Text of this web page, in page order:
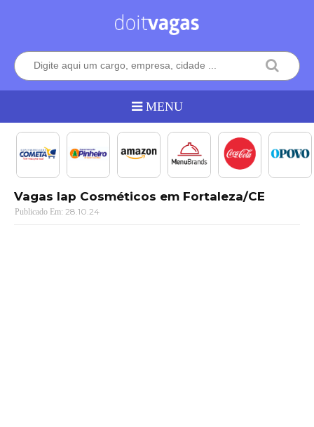
Vagas Iap Cosméticos em Fortaleza/CE
28.10.24